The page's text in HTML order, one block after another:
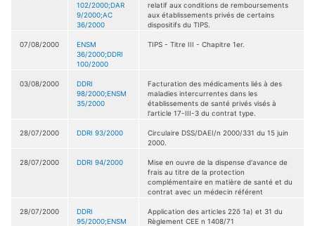
102/2000;DAR
9/2000;AC
36/2000
relatif aux conditions de remboursements
aux établissements privés de certains
dispositifs du TIPS.
07/08/2000
ENSM
36/2000;DDRI
100/2000
TIPS - Titre III - Chapitre 1er.
03/08/2000
DDRI
98/2000;ENSM
35/2000
Facturation des médicaments liés à des
maladies intercurrentes dans les
établissements de santé privés visés à
l'article 17-III-3 du contrat type.
28/07/2000 DDRI 93/2000
Circulaire DSS/DAEI/n 2000/331 du 15 juin
2000.
28/07/2000 DDRI 94/2000
Mise en ouvre de la dispense d'avance de
frais au titre de la protection
complémentaire en matière de santé et du
contrat avec un médecin référent
28/07/2000
DDRI
95/2000;ENSM
Application des articles 22õ 1a) et 31 du
Règlement CEE n 1408/71